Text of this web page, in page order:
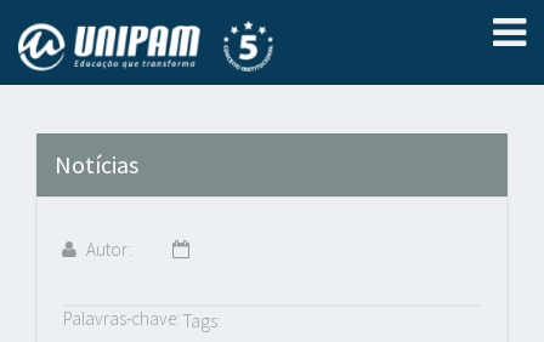
Notícias
Autor:
Palavras-chave: Tags: